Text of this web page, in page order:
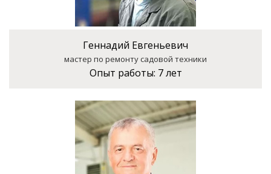
Геннадий Евгеньевич
мастер по ремонту садовой техники
Опыт работы: 7 лет